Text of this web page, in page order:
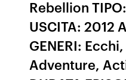
Rebellion
USCITA: 2012
GENERI:
Adventure,